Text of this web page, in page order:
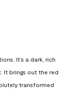
It’s a dark, rich
It brings out the red
transformed